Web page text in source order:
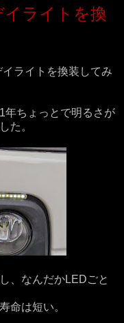
イライトを換
ライトを換装してみ
年ちょっとで明るさが
た。
、なんだかLEDごと
命は短い。